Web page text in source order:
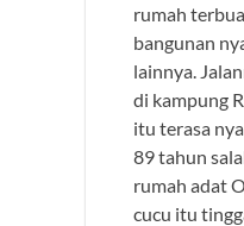
rumah
bangunan
lainnya.
di kampung
itu terasa
89 tahun
rumah adat
cucu itu